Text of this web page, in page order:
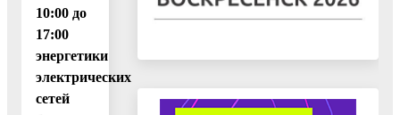
10:00 до
17:00
энергетики
электрических
сетей